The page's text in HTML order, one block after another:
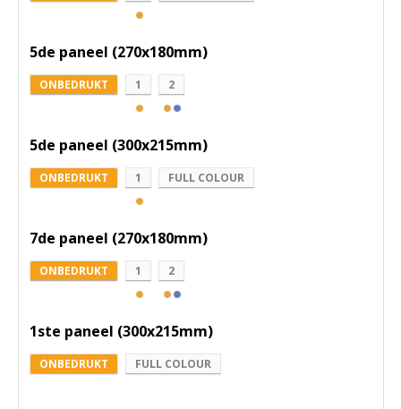
5de paneel (270x180mm)
ONBEDRUKT 1 2
5de paneel (300x215mm)
ONBEDRUKT 1 FULL COLOUR
7de paneel (270x180mm)
ONBEDRUKT 1 2
1ste paneel (300x215mm)
ONBEDRUKT FULL COLOUR